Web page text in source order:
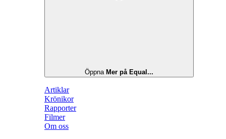
Öppna Mer på Equal...
Artiklar
Krönikor
Rapporter
Filmer
Om oss